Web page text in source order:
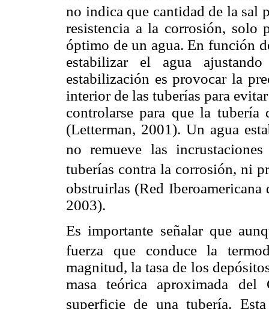
no indica que cantidad de la sal
resistencia a la corrosión, solo
óptimo de un agua. En función
estabilizar el agua
estabilización es provocar la
interior de las tuberías para
controlarse para que la
(Letterman, 2001). Un agua
no remueve las
tuberías contra la corrosión, ni
obstruirlas (Red
2003).
Es importante señalar que
fuerza que conduce la
magnitud, la tasa de los
masa teórica aproximada del
superficie de una tubería.